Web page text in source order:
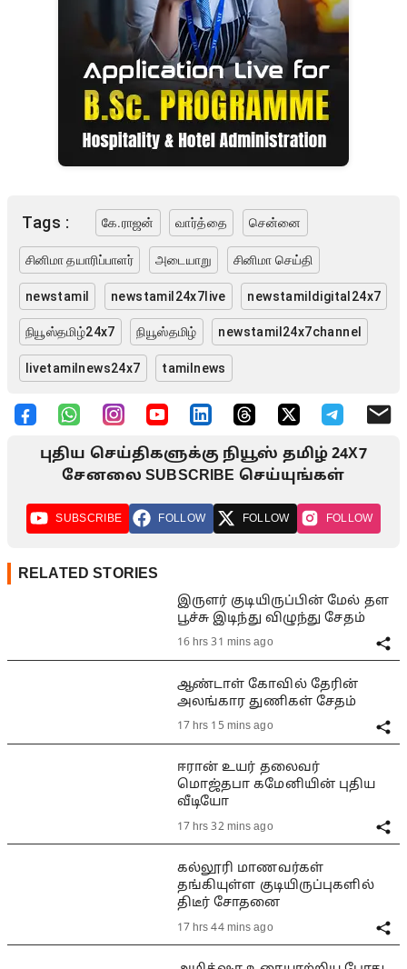
Tags : கே.ராஜன் வார்த்தை சென்னை
சினிமா தயாரிப்பாளர் அடையாறு சினிமா செய்தி
newstamil newstamil24x7live newstamildigital24x7
நியூஸ்தமிழ்24x7 நியூஸ்தமிழ் newstamil24x7channel
livetamilnews24x7 tamilnews
புதிய செய்திகளுக்கு நியூஸ் தமிழ் 24X7
சேனலை SUBSCRIBE செய்யுங்கள்
SUBSCRIBE FOLLOW FOLLOW FOLLOW
RELATED STORIES
இருளர் குடியிருப்பின் மேல் தள
பூச்சு இடிந்து விழுந்து சேதம்
16 hrs 31 mins ago
ஆண்டாள் கோவில் தேரின்
அலங்கார துணிகள் சேதம்
17 hrs 15 mins ago
ஈரான் உயர் தலைவர்
மொஜ்தபா கமேனியின் புதிய
வீடியோ
17 hrs 32 mins ago
கல்லூரி மாணவர்கள்
தங்கியுள்ள குடியிருப்புகளில்
திடீர் சோதனை
17 hrs 44 mins ago